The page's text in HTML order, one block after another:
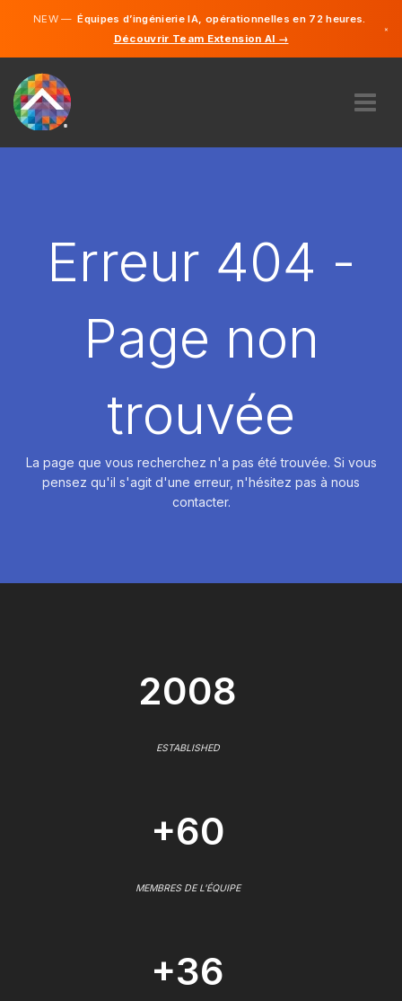
NEW —Équipes d’ingénierie IA, opérationnelles en 72 heures.
Découvrir Team Extension AI →
×
DÉMARRER
Erreur 404 -
Page non
trouvée
La page que vous recherchez n'a pas été trouvée. Si vous
pensez qu'il s'agit d'une erreur, n'hésitez pas à nous
contacter.
2008
ESTABLISHED
+60
MEMBRES DE L'ÉQUIPE
+36